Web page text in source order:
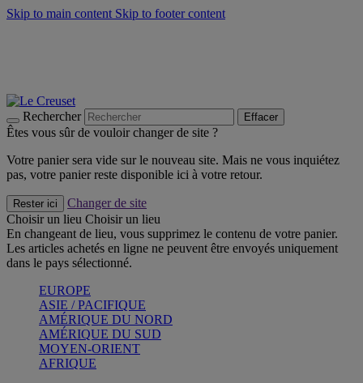
Skip to main content Skip to footer content
Rechercher Effacer
Êtes vous sûr de vouloir changer de site ?
Votre panier sera vide sur le nouveau site. Mais ne vous inquiétez
pas, votre panier reste disponible ici à votre retour.
Rester ici
Changer de site
Choisir un lieu Choisir un lieu
En changeant de lieu, vous supprimez le contenu de votre panier.
Les articles achetés en ligne ne peuvent être envoyés uniquement
dans le pays sélectionné.
EUROPE
ASIE / PACIFIQUE
AMÉRIQUE DU NORD
AMÉRIQUE DU SUD
MOYEN-ORIENT
AFRIQUE